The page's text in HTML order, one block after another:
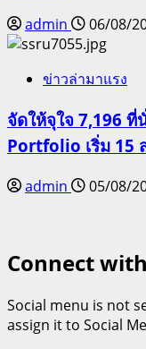
admin 06/08/
ข่าวล่ามาแรง
จัดให้จุใจ 7,196 ที่
Portfolio เริ่ม 15
admin 05/08/
Connect
Social menu is not
assign it to Social